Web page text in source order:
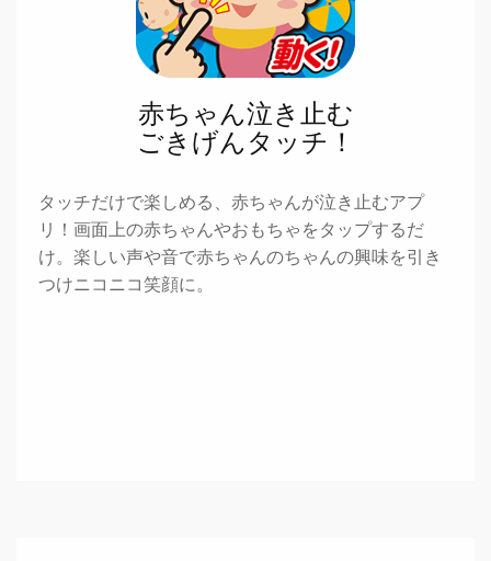
赤ちゃん泣き止む
ごきげんタッチ！
タッチだけで楽しめる、赤ちゃんが泣き止むアプ
リ！画面上の赤ちゃんやおもちゃをタップするだ
け。楽しい声や音で赤ちゃんのちゃんの興味を引き
つけニコニコ笑顔に。